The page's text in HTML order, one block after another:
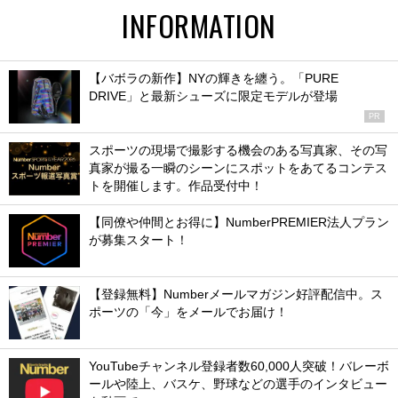
INFORMATION
【バボラの新作】NYの輝きを纏う。「PURE
DRIVE」と最新シューズに限定モデルが登場
PR
スポーツの現場で撮影する機会のある写真家、その写
真家が撮る一瞬のシーンにスポットをあてるコンテス
トを開催します。作品受付中！
【同僚や仲間とお得に】NumberPREMIER法人プラン
が募集スタート！
【登録無料】Numberメールマガジン好評配信中。ス
ポーツの「今」をメールでお届け！
YouTubeチャンネル登録者数60,000人突破！バレーボ
ールや陸上、バスケ、野球などの選手のインタビュー